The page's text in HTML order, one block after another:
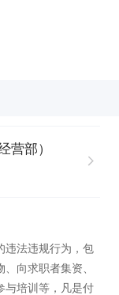
营部）
违法违规行为，包
向求职者集资、
与培训等，凡是付